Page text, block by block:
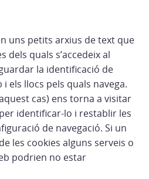
uns petits arxius de text que
dels quals s’accedeix al
la identificació de
i els llocs pels quals navega.
cas) ens torna a visitar
identificar-lo i restablir les
de navegació. Si un
les cookies alguns serveis o
podrien no estar